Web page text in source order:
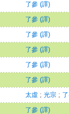
了參 (譯)
了參 (譯)
了參 (譯)
了參 (譯)
了參 (譯)
了參 (譯)
太虛 ; 光宗 ;
了參 (譯)